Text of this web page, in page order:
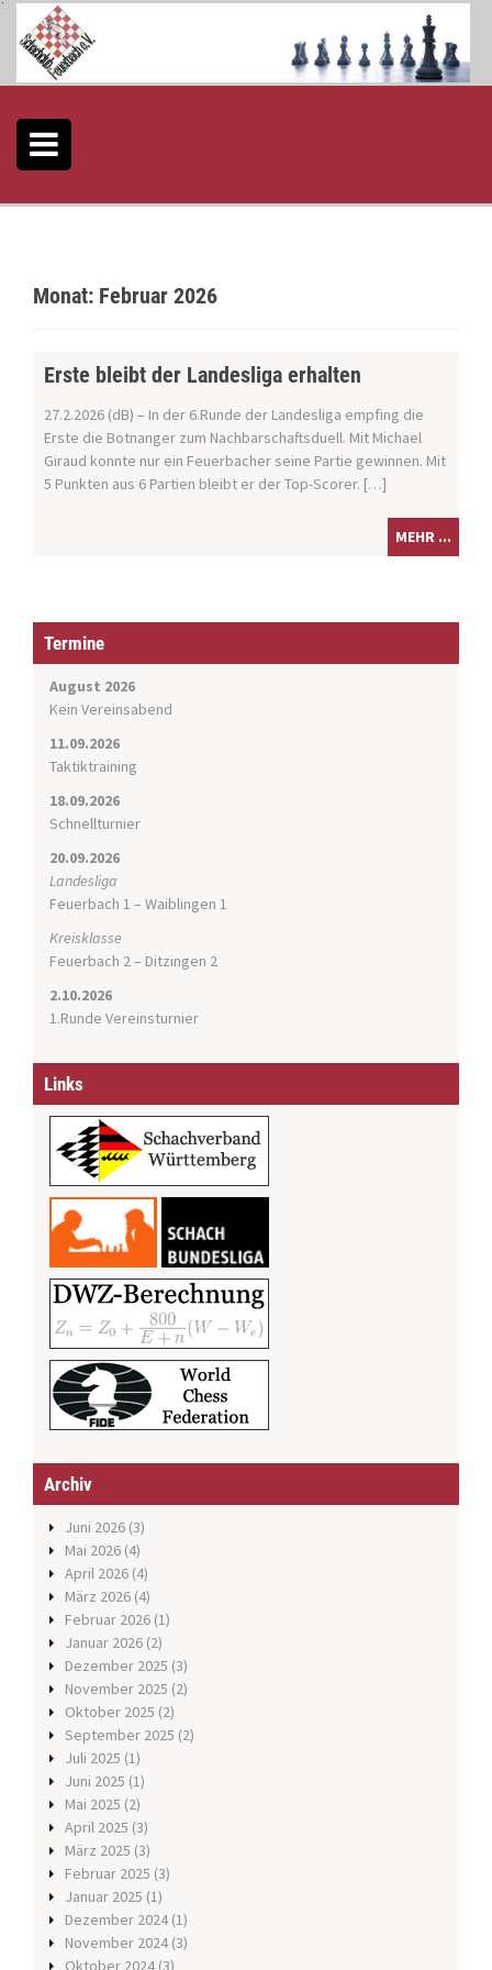
S
Monat: Februar 2026
Erste bleibt der Landesliga erhalten
27.2.2026 (dB) – In der 6.Runde der Landesliga empfing die
Erste die Botnanger zum Nachbarschaftsduell. Mit Michael
Giraud konnte nur ein Feuerbacher seine Partie gewinnen. Mit
5 Punkten aus 6 Partien bleibt er der Top-Scorer. […]
MEHR ...
Termine
August 2026
Kein Vereinsabend
11.09.2026
Taktiktraining
18.09.2026
Schnellturnier
20.09.2026
Landesliga
Feuerbach 1 – Waiblingen 1
Kreisklasse
Feuerbach 2 – Ditzingen 2
2.10.2026
1.Runde Vereinsturnier
Links
Archiv
Juni 2026 (3)
Mai 2026 (4)
April 2026 (4)
März 2026 (4)
Februar 2026 (1)
Januar 2026 (2)
Dezember 2025 (3)
November 2025 (2)
Oktober 2025 (2)
September 2025 (2)
Juli 2025 (1)
Juni 2025 (1)
Mai 2025 (2)
April 2025 (3)
März 2025 (3)
Februar 2025 (3)
Januar 2025 (1)
Dezember 2024 (1)
November 2024 (3)
Oktober 2024 (3)